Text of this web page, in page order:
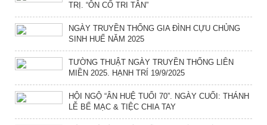
TRỊ. “ÔN CỐ TRI TÂN”
NGÀY TRUYỀN THỐNG GIA ĐÌNH CỰU CHỦNG
SINH HUẾ NĂM 2025
TƯỜNG THUẬT NGÀY TRUYỀN THỐNG LIÊN
MIỀN 2025. HẠNH TRÍ 19/9/2025
HỘI NGỘ “ÂN HUỆ TUỔI 70”. NGÀY CUỐI: THÁNH
LỄ BẾ MẠC & TIỆC CHIA TAY